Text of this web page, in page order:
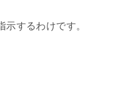
するわけです。